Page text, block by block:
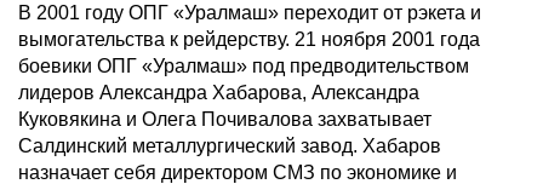
В 2001 году ОПГ «Уралмаш» переходит от рэкета и
вымогательства к рейдерству. 21 ноября 2001 года
боевики ОПГ «Уралмаш» под предводительством
лидеров Александра Хабарова, Александра
Куковякина и Олега Почивалова захватывает
Салдинский металлургический завод. Хабаров
назначает себя директором СМЗ по экономике и